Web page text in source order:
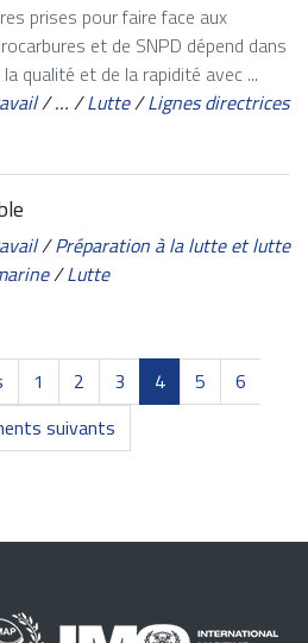
prises pour faire face aux
et de SNPD dépend dans
qualité et de la rapidité avec ...
/… /Lutte/Lignes directrices
/Préparation à la lutte et lutte
/Lutte
1 2 3 4 5
6
suivants